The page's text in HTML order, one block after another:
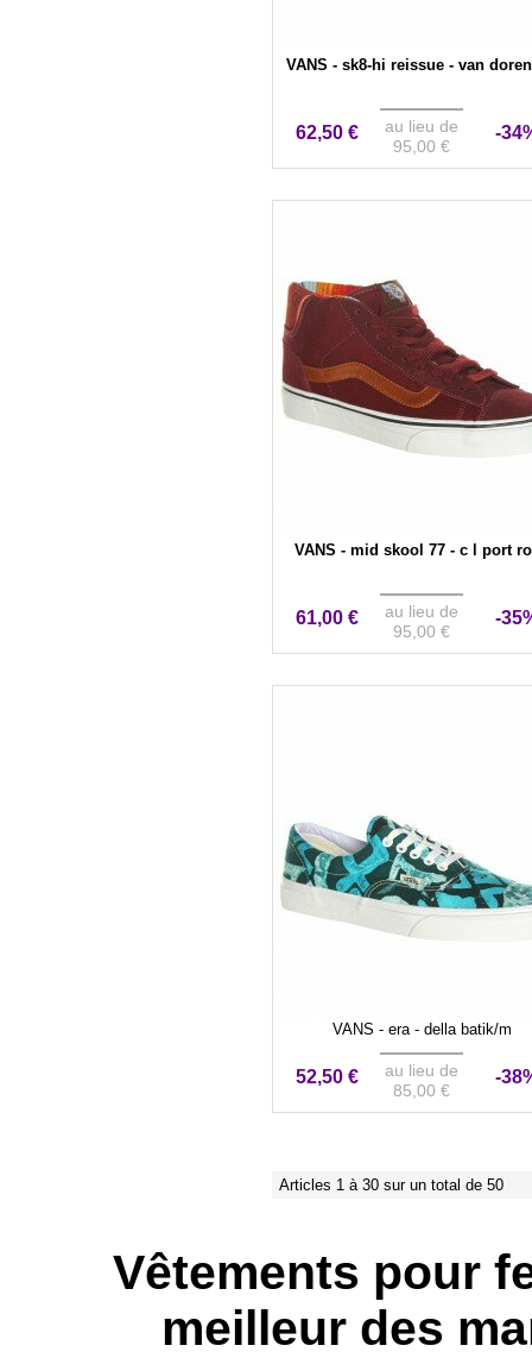
VANS - sk8-hi reissue - van
62,50 €
au lieu de
95,00 €
-
VANS - mid skool 77 - c l port
61,00 €
au lieu de
95,00 €
-
VANS - era - della batik/m
52,50 €
au lieu de
85,00 €
-
Articles 1 à 30 sur un total de 50
Vêtements pour
meilleur des